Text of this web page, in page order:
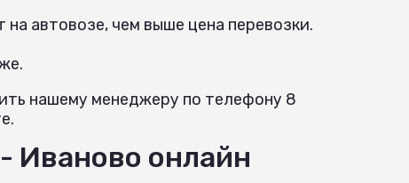
автовозе, чем выше цена перевозки.
нашему менеджеру по телефону 8
Иваново онлайн